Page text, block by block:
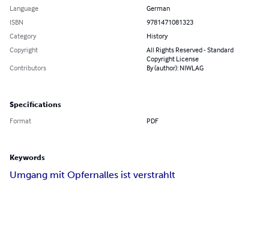
Language
German
ISBN
9781471081323
Category
History
Copyright
All Rights Reserved - Standard
Copyright License
Contributors
By (author): NIWLAG
Specifications
Format PDF
Keywords
Umgang mit Opfernalles ist verstrahlt